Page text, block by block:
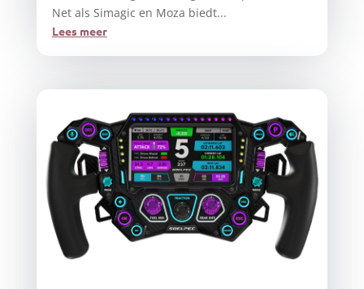
Net als Simagic en Moza biedt...
Lees meer